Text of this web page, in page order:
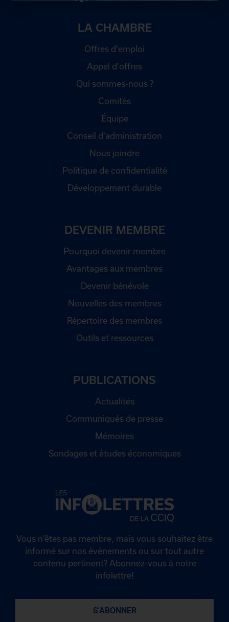
LA CHAMBRE
Offres d'emploi
Appel d'offres
Qui sommes-nous ?
Comités
Équipe
Conseil d'administration
Nous joindre
Politique de confidentialité
Développement durable
DEVENIR MEMBRE
Pourquoi devenir membre
Avantages aux membres
Devenir bénévole
Nouvelles des membres
Répertoire des membres
Outils et ressources
PUBLICATIONS
Actualités
Communiqués de presse
Mémoires
Sondages et études économiques
Vous n’êtes pas membre, mais vous souhaitez être
informé sur nos événements ou sur tout autre
contenu pertinent? Abonnez-vous à notre
infolettre!
S'ABONNER